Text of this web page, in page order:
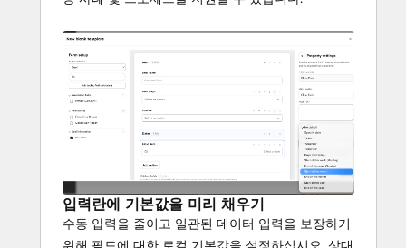
입력란에 기본값을 미리 채우기
수동 입력을 줄이고 일관된 데이터 입력을 보장하기